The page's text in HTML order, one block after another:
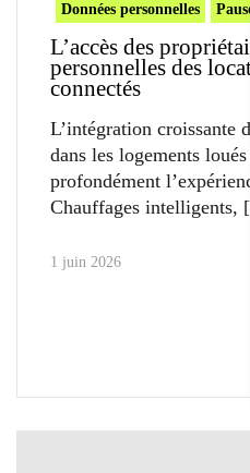
Données personnelles
L’accès des
personnelles des
connectés
L’intégration croissante
dans les logements
profondément
Chauffages intelligents,
1 juin 2026